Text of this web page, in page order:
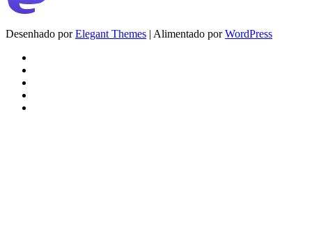
Desenhado porElegant Themes | Alimentado porWordPress